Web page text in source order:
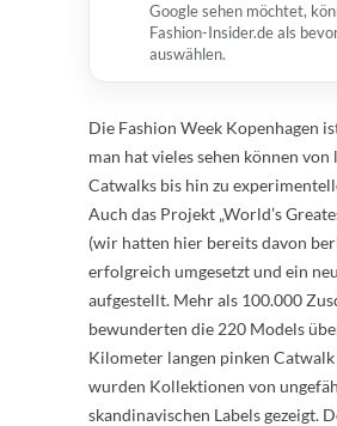
Google sehen möchtet,
Fashion-Insider.de als
auswählen.
Die Fashion Week Kopenhagen
man hat vieles sehen können von
Catwalks bis hin zu
Auch das Projekt „World’s
(wir hatten hier bereits davon
erfolgreich umgesetzt und ein
aufgestellt. Mehr als 100.000
bewunderten die 220 Models
Kilometer langen pinken Catwalk
wurden Kollektionen von
skandinavischen Labels gezeigt.